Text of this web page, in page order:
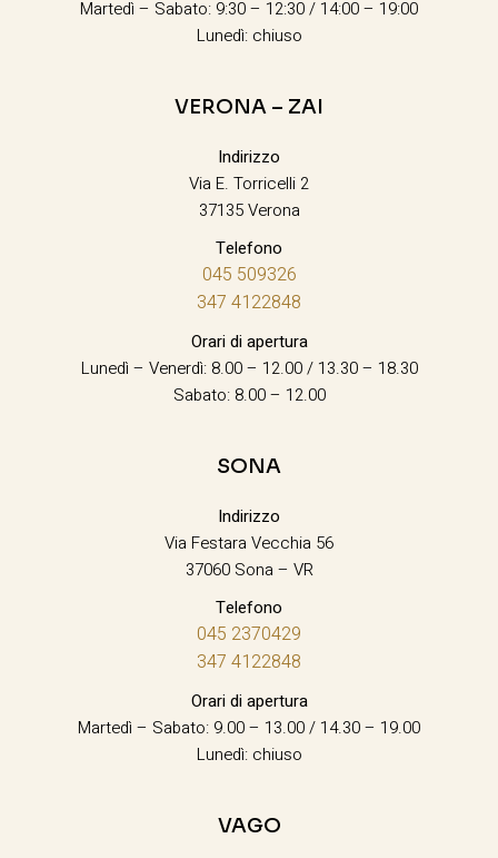
Martedì – Sabato: 9:30 – 12:30 / 14:00 – 19:00
Lunedì: chiuso
VERONA – ZAI
Indirizzo
Via E. Torricelli 2
37135 Verona
Telefono
045 509326
347 4122848
Orari di apertura
Lunedì – Venerdì: 8.00 – 12.00 / 13.30 – 18.30
Sabato: 8.00 – 12.00
SONA
Indirizzo
Via Festara Vecchia 56
37060 Sona – VR
Telefono
045 2370429
347 4122848
Orari di apertura
Martedì – Sabato: 9.00 – 13.00 / 14.30 – 19.00
Lunedì: chiuso
VAGO